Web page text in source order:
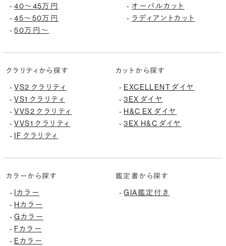
-40〜45万円
-45〜50万円
-50万円〜
- オーバルカット
- ラディアントカット
クラリティから探す
-VS2 クラリティ
-VS1 クラリティ
-VVS2 クラリティ
-VVS1 クラリティ
- IF クラリティ
カットから探す
- EXCELLENT ダイヤ
-3EX ダイヤ
- H&C EX ダイヤ
-3EX H&C ダイヤ
カラーから探す
- Iカラー
- Hカラー
-Gカラー
- Fカラー
- Eカラー
鑑定書から探す
-GIA鑑定付き